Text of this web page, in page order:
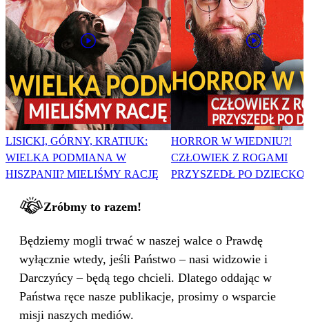
LISICKI, GÓRNY, KRATIUK:
WIELKA PODMIANA W
HISZPANII? MIELIŚMY RACJĘ
HORROR W WIEDNIU?!
CZŁOWIEK Z ROGAMI
PRZYSZEDŁ PO DZIECKO
Zróbmy to razem!
Będziemy mogli trwać w naszej walce o Prawdę
wyłącznie wtedy, jeśli Państwo – nasi widzowie i
Darczyńcy – będą tego chcieli. Dlatego oddając w
Państwa ręce nasze publikacje, prosimy o wsparcie
misji naszych mediów.